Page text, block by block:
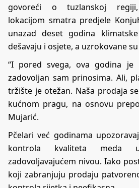
govoreći o tuzlanskoj regiji,
lokacijom smatra predjele
unazad deset godina
dešavaju i osjete, a uzrokovane
“I pored svega, ova godina
zadovoljan sam prinosima. Ali,
tržište je otežan. Naša prodaja
kućnom pragu, na osnovu
Mujarić.
Pčelari već godinama
kontrola kvaliteta
zadovoljavajućem nivou. Iako
koji zabranjuju prodaju